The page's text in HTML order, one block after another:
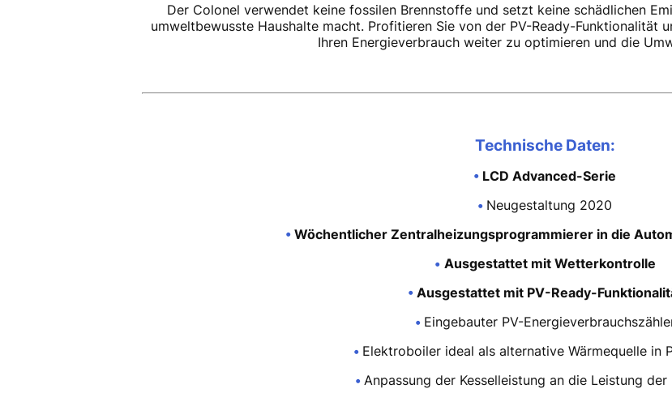
Der Colonel verwendet keine fossilen Brennstoffe und setzt keine schädlichen
umweltbewusste Haushalte macht. Profitieren Sie von der PV-Ready-Funktionalität
Ihren Energieverbrauch weiter zu optimieren und die
Technische Daten:
• LCD Advanced-Serie
• Neugestaltung 2020
• Wöchentlicher Zentralheizungsprogrammierer in die
• Ausgestattet mit Wetterkontrolle
•Ausgestattet mit PV-Ready-
• Eingebauter PV-
• Elektroboiler ideal als alternative Wärmequelle in
• Anpassung der Kesselleistung an die Leistung der